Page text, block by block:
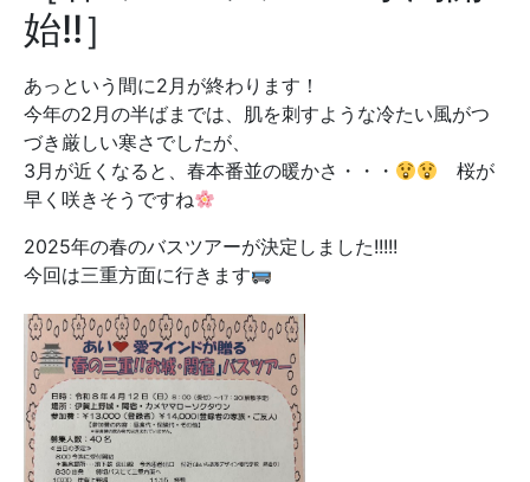
始!!］
あっという間に2月が終わります！
今年の2月の半ばまでは、肌を刺すような冷たい風がつ
づき厳しい寒さでしたが、
3月が近くなると、春本番並の暖かさ・・・
桜が
早く咲きそうですね
2025年の春のバスツアーが決定しました!!!!!
今回は三重方面に行きます